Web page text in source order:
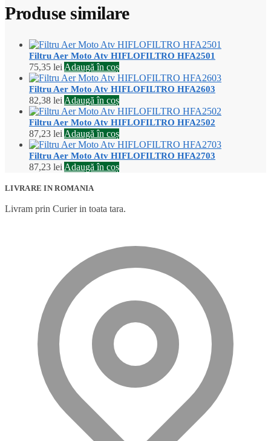
Produse similare
Filtru Aer Moto Atv HIFLOFILTRO HFA2501
75,35 lei Adaugă în coș
Filtru Aer Moto Atv HIFLOFILTRO HFA2603
82,38 lei Adaugă în coș
Filtru Aer Moto Atv HIFLOFILTRO HFA2502
87,23 lei Adaugă în coș
Filtru Aer Moto Atv HIFLOFILTRO HFA2703
87,23 lei Adaugă în coș
LIVRARE IN ROMANIA
Livram prin Curier in toata tara.